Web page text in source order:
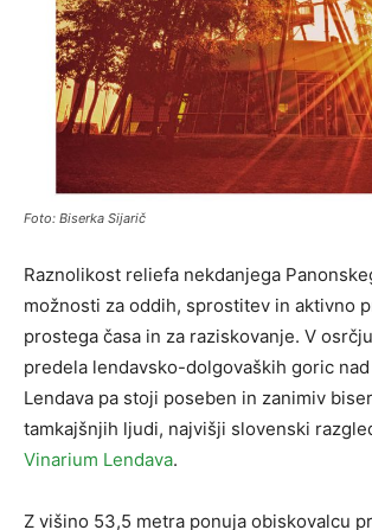
Foto: Biserka Sijarič
Raznolikost reliefa nekdanjega
možnosti za oddih, sprostitev in aktivno
prostega časa in za raziskovanje. V
predela lendavsko-dolgovaških goric
Lendava pa stoji poseben in zanimiv
tamkajšnjih ljudi, najvišji slovenski
Vinarium Lendava.
Z višino 53,5 metra ponuja obiskovalcu